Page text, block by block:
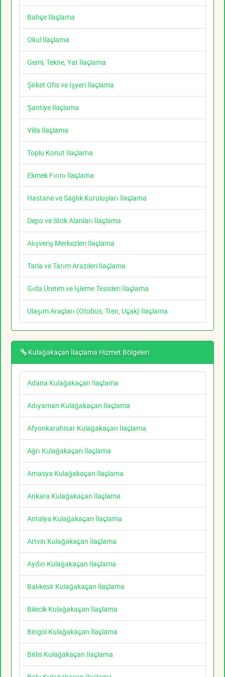
Bahçe İlaçlama
Okul İlaçlama
Gemi, Tekne, Yat İlaçlama
Şirket Ofis ve İşyeri İlaçlama
Şantiye İlaçlama
Villa İlaçlama
Toplu Konut İlaçlama
Ekmek Fırını İlaçlama
Hastane ve Sağlık Kuruluşları İlaçlama
Depo ve Stok Alanları İlaçlama
Alışveriş Merkezleri İlaçlama
Tarla ve Tarım Arazileri İlaçlama
Gıda Üretim ve İşleme Tesisleri İlaçlama
Ulaşım Araçları (Otobüs, Tren, Uçak) İlaçlama
Kulağakaçan İlaçlama Hizmet Bölgeleri
Adana Kulağakaçan İlaçlama
Adıyaman Kulağakaçan İlaçlama
Afyonkarahisar Kulağakaçan İlaçlama
Ağrı Kulağakaçan İlaçlama
Amasya Kulağakaçan İlaçlama
Ankara Kulağakaçan İlaçlama
Antalya Kulağakaçan İlaçlama
Artvin Kulağakaçan İlaçlama
Aydın Kulağakaçan İlaçlama
Balıkesir Kulağakaçan İlaçlama
Bilecik Kulağakaçan İlaçlama
Bingöl Kulağakaçan İlaçlama
Bitlis Kulağakaçan İlaçlama